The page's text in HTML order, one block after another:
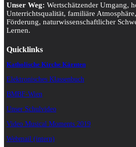
Unser Weg: Wertschätzender Umgang,
Unterrichtsqualität, familiäre
Förderung, naturwissenschaftlicher
Lernen.
Quicklinks
Katholische Kirche Kärnten
Elektronisches Klassenbuch
BMBF-Wien
Unser Schulvideo
Video Musical Moments 2019
Webmail (intern)